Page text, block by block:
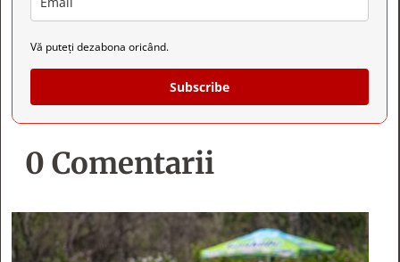
Vă puteți dezabona oricând.
Subscribe
0 Comentarii